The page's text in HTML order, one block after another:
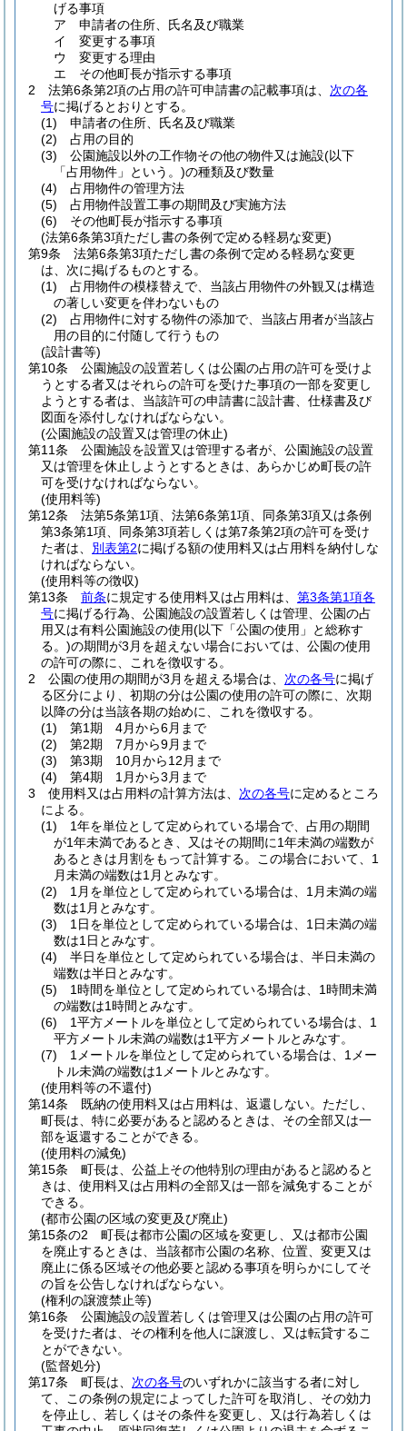
げる事項
ア
申請者の住所、氏名及び職業
イ
変更する事項
ウ
変更する理由
エ
その他町長が指示する事項
2
法第6条第2項の占用の許可申請書の記載事項は、 次の各
号に掲げるとおりとする。
(1)
申請者の住所、氏名及び職業
(2)
占用の目的
(3)
公園施設以外の工作物その他の物件又は施設(以下
「占用物件」という。)の種類及び数量
(4)
占用物件の管理方法
(5)
占用物件設置工事の期間及び実施方法
(6)
その他町長が指示する事項
(法第6条第3項ただし書の条例で定める軽易な変更)
第9条
法第6条第3項ただし書の条例で定める軽易な変更
は、次に掲げるものとする。
(1)
占用物件の模様替えで、当該占用物件の外観又は構造
の著しい変更を伴わないもの
(2)
占用物件に対する物件の添加で、当該占用者が当該占
用の目的に付随して行うもの
(設計書等)
第10条
公園施設の設置若しくは公園の占用の許可を受けよ
うとする者又はそれらの許可を受けた事項の一部を変更し
ようとする者は、当該許可の申請書に設計書、仕様書及び
図面を添付しなければならない。
(公園施設の設置又は管理の休止)
第11条
公園施設を設置又は管理する者が、公園施設の設置
又は管理を休止しようとするときは、あらかじめ町長の許
可を受けなければならない。
(使用料等)
第12条
法第5条第1項、法第6条第1項、同条第3項又は条例
第3条第1項、同条第3項若しくは第7条第2項の許可を受け
た者は、 別表第2に掲げる額の使用料又は占用料を納付しな
ければならない。
(使用料等の徴収)
第13条
前条に規定する使用料又は占用料は、 第3条第1項各
号に掲げる行為、公園施設の設置若しくは管理、公園の占
用又は有料公園施設の使用(以下「公園の使用」と総称す
る。)の期間が3月を超えない場合においては、公園の使用
の許可の際に、これを徴収する。
2
公園の使用の期間が3月を超える場合は、 次の各号に掲げ
る区分により、初期の分は公園の使用の許可の際に、次期
以降の分は当該各期の始めに、これを徴収する。
(1)
第1期 4月から6月まで
(2)
第2期 7月から9月まで
(3)
第3期 10月から12月まで
(4)
第4期 1月から3月まで
3
使用料又は占用料の計算方法は、 次の各号に定めるところ
による。
(1)
1年を単位として定められている場合で、占用の期間
が1年未満であるとき、又はその期間に1年未満の端数が
あるときは月割をもって計算する。
この場合において、1
月未満の端数は1月とみなす。
(2)
1月を単位として定められている場合は、1月未満の端
数は1月とみなす。
(3)
1日を単位として定められている場合は、1日未満の端
数は1日とみなす。
(4)
半日を単位として定められている場合は、半日未満の
端数は半日とみなす。
(5)
1時間を単位として定められている場合は、1時間未満
の端数は1時間とみなす。
(6)
1平方メートルを単位として定められている場合は、1
平方メートル未満の端数は1平方メートルとみなす。
(7)
1メートルを単位として定められている場合は、1メー
トル未満の端数は1メートルとみなす。
(使用料等の不還付)
第14条
既納の使用料又は占用料は、返還しない。 ただし、
町長は、特に必要があると認めるときは、その全部又は一
部を返還することができる。
(使用料の減免)
第15条
町長は、公益上その他特別の理由があると認めると
きは、使用料又は占用料の全部又は一部を減免することが
できる。
(都市公園の区域の変更及び廃止)
第15条の2
町長は都市公園の区域を変更し、又は都市公園
を廃止するときは、当該都市公園の名称、位置、変更又は
廃止に係る区域その他必要と認める事項を明らかにしてそ
の旨を公告しなければならない。
(権利の譲渡禁止等)
第16条
公園施設の設置若しくは管理又は公園の占用の許可
を受けた者は、その権利を他人に譲渡し、又は転貸するこ
とができない。
(監督処分)
第17条
町長は、 次の各号のいずれかに該当する者に対し
て、この条例の規定によってした許可を取消し、その効力
を停止し、若しくはその条件を変更し、又は行為若しくは